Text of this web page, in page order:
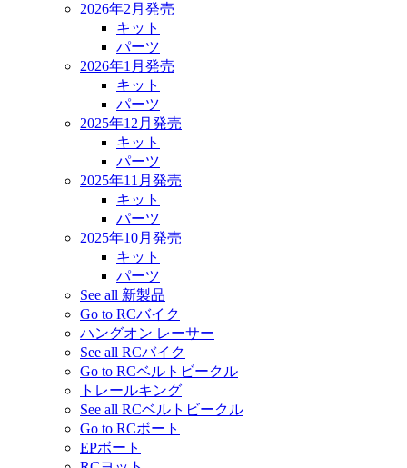
2026年2月発売
キット
パーツ
2026年1月発売
キット
パーツ
2025年12月発売
キット
パーツ
2025年11月発売
キット
パーツ
2025年10月発売
キット
パーツ
See all 新製品
Go to RCバイク
ハングオン レーサー
See all RCバイク
Go to RCベルトビークル
トレールキング
See all RCベルトビークル
Go to RCボート
EPボート